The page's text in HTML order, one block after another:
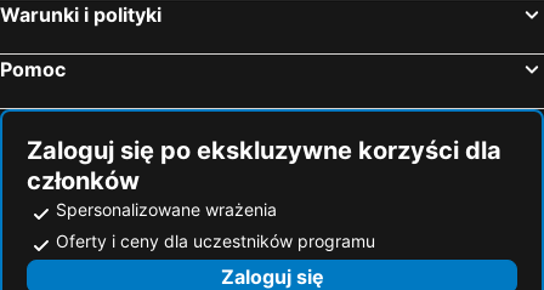
Warunki i polityki
Pomoc
Zaloguj się po ekskluzywne korzyści dla
członków
Spersonalizowane wrażenia
Oferty i ceny dla uczestników programu
Zaloguj się